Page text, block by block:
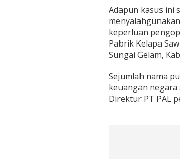
b
a
n
Adapun kasus ini
keperluan
Pabrik Kelapa
Sungai Gelam,
Sejumlah nama
keuangan negara
Direktur PT PAL